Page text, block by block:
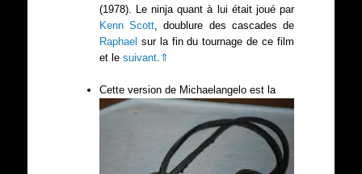
(1978). Le ninja quant à lui était joué par
Kenn Scott, doublure des cascades de
Raphael sur la fin du tournage de ce film
et le suivant. ⇑
Cette version de Michaelangelo est la